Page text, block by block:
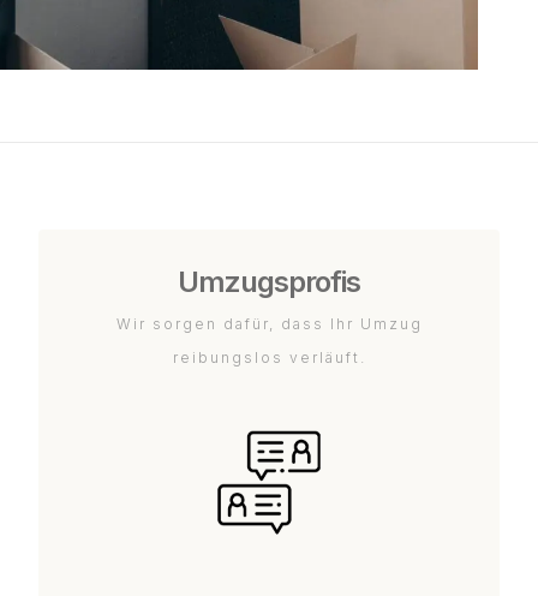
Umzugsprofis
Wir sorgen dafür, dass Ihr Umzug
reibungslos verläuft.